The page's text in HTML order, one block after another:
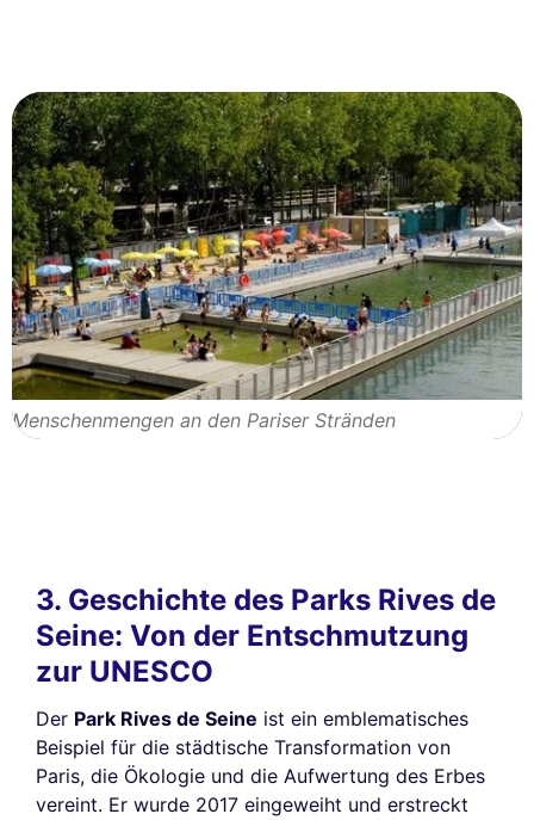
Menschenmengen an den Pariser Stränden
3. Geschichte des Parks Rives de
Seine: Von der Entschmutzung
zur UNESCO
Der Park Rives de Seine ist ein emblematisches
Beispiel für die städtische Transformation von
Paris, die Ökologie und die Aufwertung des Erbes
vereint. Er wurde 2017 eingeweiht und erstreckt